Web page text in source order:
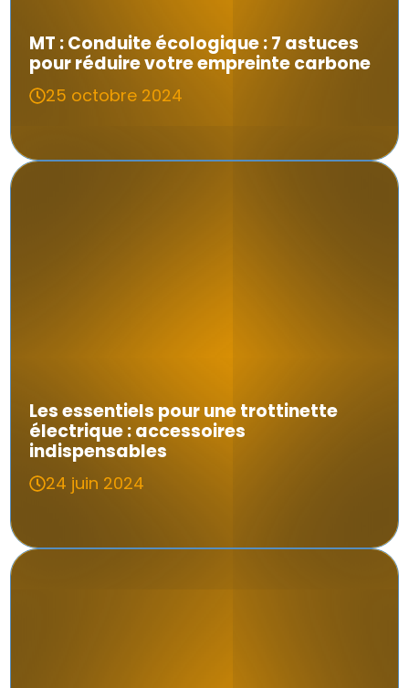
MT : Conduite écologique : 7 astuces
pour réduire votre empreinte carbone
25 octobre 2024
Les essentiels pour une trottinette
électrique : accessoires
indispensables
24 juin 2024